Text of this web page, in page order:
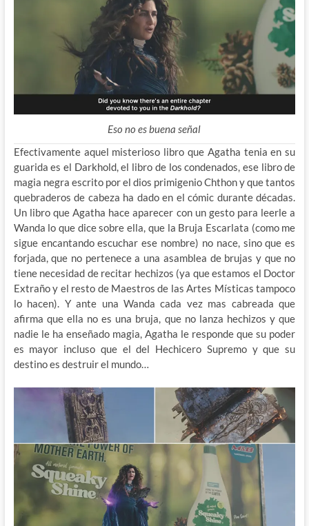
Eso no es buena señal
Efectivamente aquel misterioso libro que Agatha tenia en su
guarida es el Darkhold, el libro de los condenados, ese libro de
magia negra escrito por el dios primigenio Chthon y que tantos
quebraderos de cabeza ha dado en el cómic durante décadas.
Un libro que Agatha hace aparecer con un gesto para leerle a
Wanda lo que dice sobre ella, que la Bruja Escarlata (como me
sigue encantando escuchar ese nombre) no nace, sino que es
forjada, que no pertenece a una asamblea de brujas y que no
tiene necesidad de recitar hechizos (ya que estamos el Doctor
Extraño y el resto de Maestros de las Artes Místicas tampoco
lo hacen). Y ante una Wanda cada vez mas cabreada que
afirma que ella no es una bruja, que no lanza hechizos y que
nadie le ha enseñado magia, Agatha le responde que su poder
es mayor incluso que el del Hechicero Supremo y que su
destino es destruir el mundo…